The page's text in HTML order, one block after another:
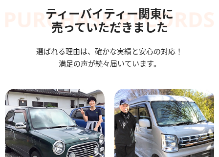
ティーバイティー関東に
売っていただきました
選ばれる理由は、確かな実績と安心の対応！
満足の声が続々届いています。